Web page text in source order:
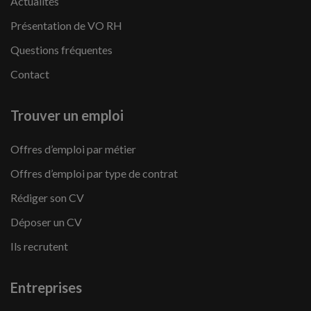
Présentation de VO RH
Questions fréquentes
Contact
Trouver un emploi
Offres d’emploi par métier
Offres d’emploi par type de contrat
Rédiger son CV
Déposer un CV
Ils recrutent
Entreprises